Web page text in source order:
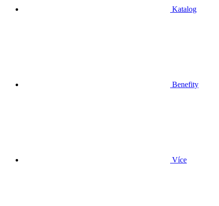
Katalog
Benefity
Více